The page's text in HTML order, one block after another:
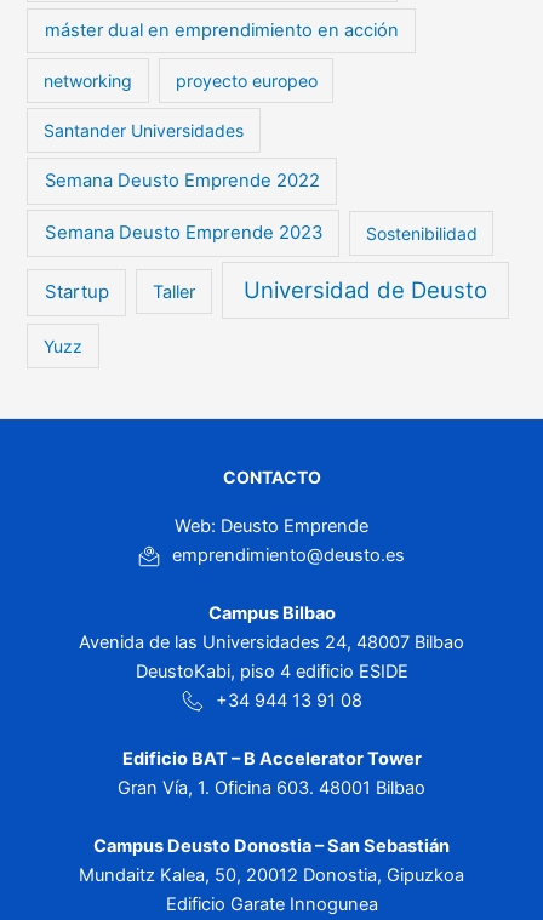
máster dual en emprendimiento en acción
networking proyecto europeo
Santander Universidades
Semana Deusto Emprende 2022
Semana Deusto Emprende 2023 Sostenibilidad
Startup Taller Universidad de Deusto
Yuzz
CONTACTO
Web: Deusto Emprende
emprendimiento@deusto.es
Campus Bilbao
Avenida de las Universidades 24, 48007 Bilbao
DeustoKabi, piso 4 edificio ESIDE
+34 944 13 91 08
Edificio BAT – B Accelerator Tower
Gran Vía, 1. Oficina 603. 48001 Bilbao
Campus Deusto Donostia – San Sebastián
Mundaitz Kalea, 50, 20012 Donostia, Gipuzkoa
Edificio Garate Innogunea